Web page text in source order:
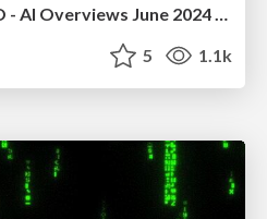
The Impact of AI in SEO - AI Overviews June 2024 Edition
5 1.1k